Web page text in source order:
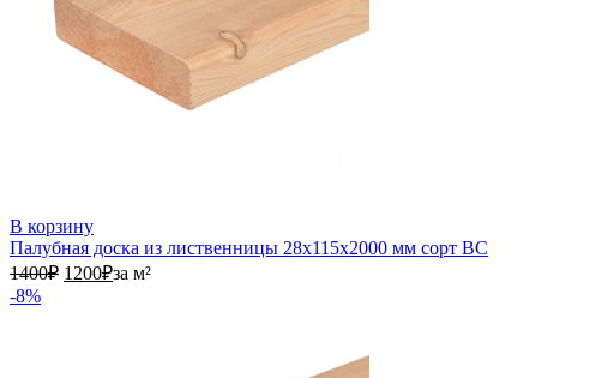
В корзину
Палубная доска из лиственницы 28х115х2000 мм сорт ВС
1400₽ 1400₽.
1200₽1200₽.
за м²
-8%